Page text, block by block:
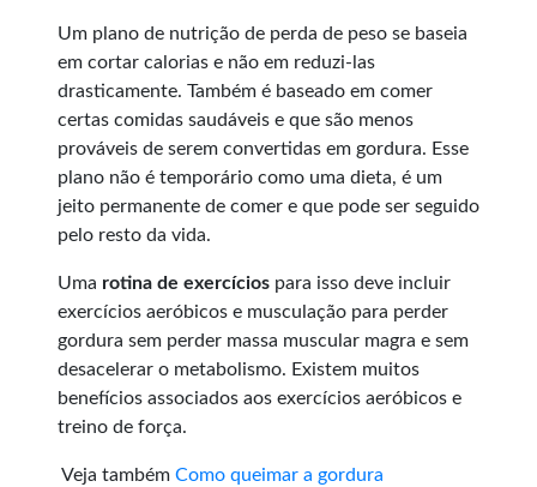
Um plano de nutrição de perda de peso se baseia
em cortar calorias e não em reduzi-las
drasticamente. Também é baseado em comer
certas comidas saudáveis e que são menos
prováveis de serem convertidas em gordura. Esse
plano não é temporário como uma dieta, é um
jeito permanente de comer e que pode ser seguido
pelo resto da vida.
Uma rotina de exercícios para isso deve incluir
exercícios aeróbicos e musculação para perder
gordura sem perder massa muscular magra e sem
desacelerar o metabolismo. Existem muitos
benefícios associados aos exercícios aeróbicos e
treino de força.
Veja também Como queimar a gordura